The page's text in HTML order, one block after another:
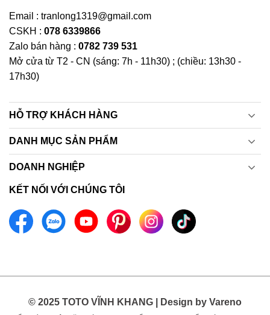
Email : tranlong1319@gmail.com
CSKH : 078 6339866
Zalo bán hàng : 0782 739 531
Mở cửa từ T2 - CN (sáng: 7h - 11h30) ; (chiều: 13h30 -
17h30)
HỖ TRỢ KHÁCH HÀNG
DANH MỤC SẢN PHẨM
DOANH NGHIỆP
KẾT NỐI VỚI CHÚNG TÔI
© 2025 TOTO VĨNH KHANG | Design by Vareno